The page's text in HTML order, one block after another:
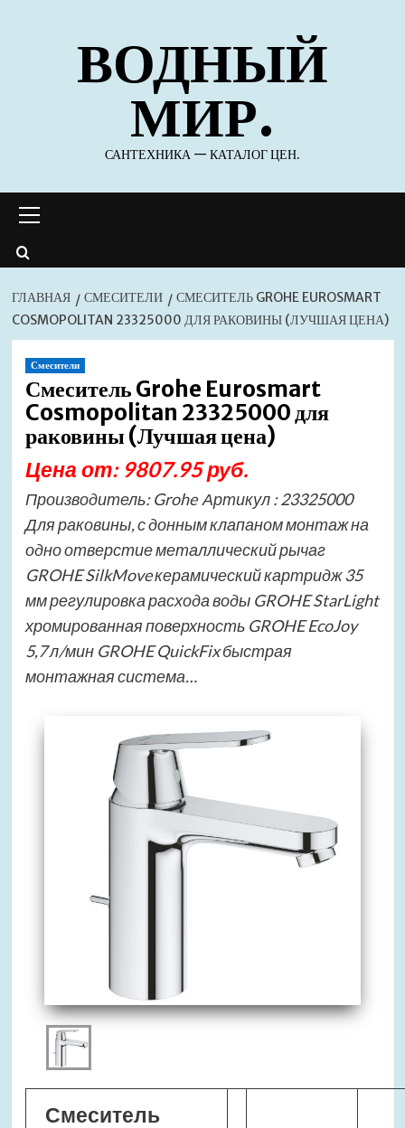
содержимомуВОДНЫЙ
МИР.
САНТЕХНИКА — КАТАЛОГ ЦЕН.
меню
ГЛАВНАЯ СМЕСИТЕЛИ
СМЕСИТЕЛЬ GROHE EUROSMART
COSMOPOLITAN 23325000 ДЛЯ РАКОВИНЫ (ЛУЧШАЯ ЦЕНА)
Смесители
Смеситель Grohe Eurosmart
Cosmopolitan 23325000 для
раковины (Лучшая цена)
Цена от: 9807.95 руб.
Производитель: Grohe Артикул : 23325000
Для раковины, с донным клапаном монтаж на
одно отверстие металлический рычаг
GROHE SilkMove керамический картридж 35
мм регулировка расхода воды GROHE StarLight
хромированная поверхность GROHE EcoJoy
5,7 л/мин GROHE QuickFix быстрая
монтажная система…
Смеситель